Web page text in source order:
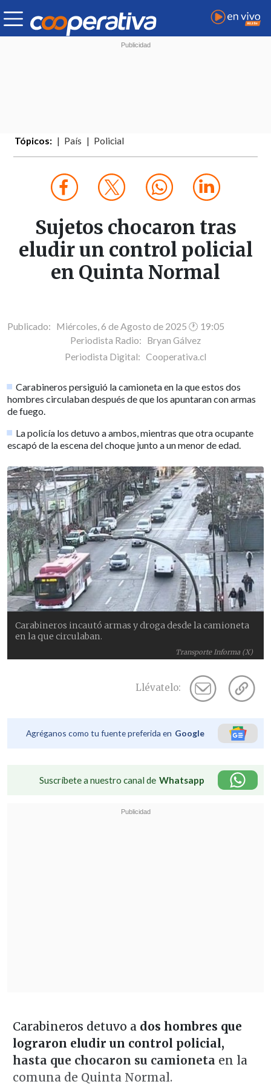
Tópicos: País Policial
Sujetos chocaron tras
eludir un control policial
en Quinta Normal
Publicado: Miércoles, 6 de Agosto de 2025 🕐 19:05
Periodista Radio: Bryan Gálvez
Periodista Digital: Cooperativa.cl
Carabineros persiguió la camioneta en la que estos dos
hombres circulaban después de que los apuntaran con armas
de fuego.
La policía los detuvo a ambos, mientras que otra ocupante
escapó de la escena del choque junto a un menor de edad.
Transporte Informa (X)
Carabineros incautó armas y droga desde la camioneta
en la que circulaban.
Llévatelo:
Agréganos como tu fuente preferida en Google
Suscríbete a nuestro canal de Whatsapp
Carabineros detuvo a dos hombres que
lograron eludir un control policial,
hasta que chocaron su camioneta en la
comuna de Quinta Normal.